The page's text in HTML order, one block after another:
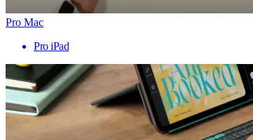
Pro Mac
Pro iPad